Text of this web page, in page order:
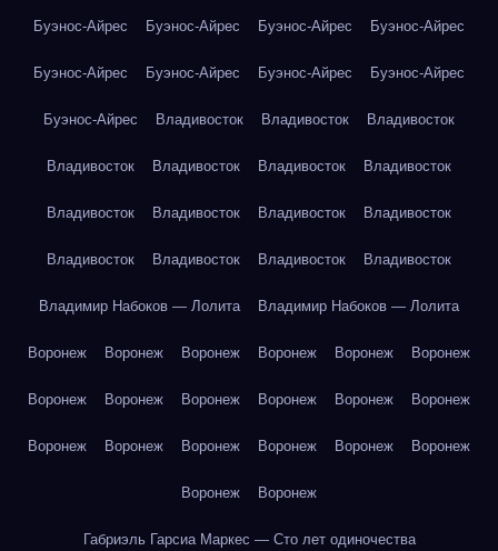
Буэнос-Айрес Буэнос-Айрес Буэнос-Айрес Буэнос-Айрес
Буэнос-Айрес Буэнос-Айрес Буэнос-Айрес Буэнос-Айрес
Буэнос-Айрес Владивосток Владивосток Владивосток
Владивосток Владивосток Владивосток Владивосток
Владивосток Владивосток Владивосток Владивосток
Владивосток Владивосток Владивосток Владивосток
Владимир Набоков — Лолита Владимир Набоков — Лолита
Воронеж Воронеж Воронеж Воронеж Воронеж Воронеж
Воронеж Воронеж Воронеж Воронеж Воронеж Воронеж
Воронеж Воронеж Воронеж Воронеж Воронеж Воронеж
Воронеж Воронеж
Габриэль Гарсиа Маркес — Сто лет одиночества